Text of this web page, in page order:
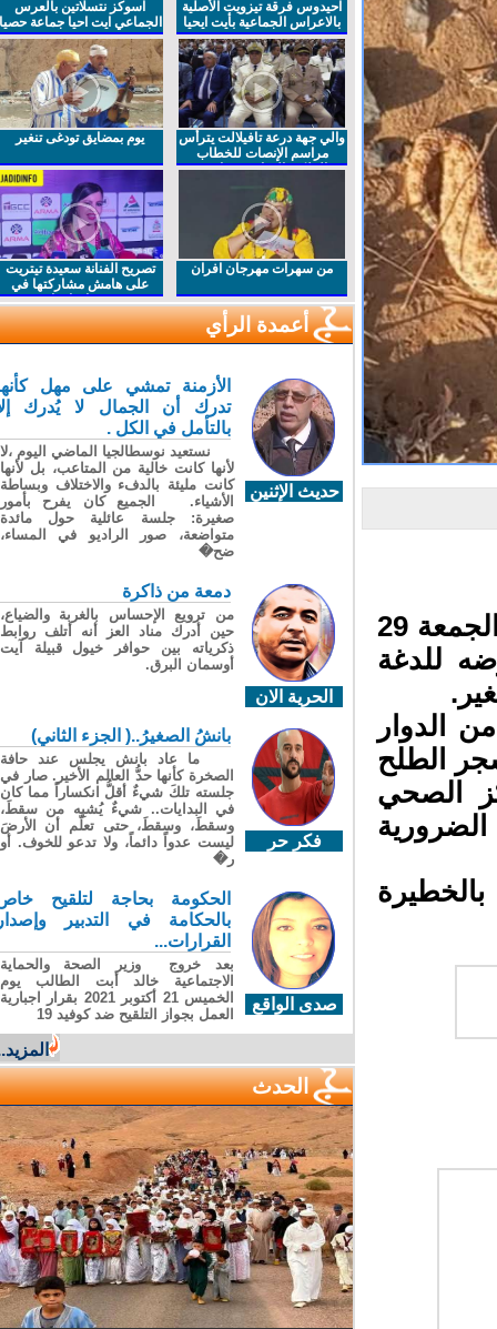
نقل شاب في العشرينيات من عمره صباح اليوم الجمعة 29
للدغة
الدوار
الطلح
الصحي
احيدوس فرقة تيزويت الأصلية
بالاعراس الجماعية بأيت ايحيا
اسوكز نتسلاتين بالعرس
الجماعي ايت احيا جماعة حصيا
والي جهة درعة تافيلالت يترأس
مراسم الإنصات للخطاب
الملكي السامي بمناسبة
يوم بمضايق تودغى تنغير
من سهرات مهرجان افران
تصريح الفنانة سعيدة تيتريت
على هامش مشاركتها في
مهرجان افران
أعمدة الرأي
حديث الإثنين
الأزمنة تمشي على مهل كأنها
تدرك أن الجمال لا يُدرك إلا
بالتأمل في الكل .
نستعيد نوسطالجيا الماضي اليوم ،لا
لأنها كانت خالية من المتاعب، بل لأنها
كانت مليئة بالدفء والاختلاف وبساطة
الأشياء. الجميع كان يفرح بأمور
صغيرة: جلسة عائلية حول مائدة
متواضعة، صور الراديو في المساء،
ضح�
الحرية الان
دمعة من ذاكرة
من ترويع الإحساس بالغربة والضياع،
حين أدرك مناد العز أنه أتلف روابط
ذكرياته بين حوافر خيول قبيلة آيت
أوسمان البرق.
فكر حر
بانشُ الصغيرُ..( الجزء الثاني)
ما عاد بانش يجلس عند حافة
الصخرة كأنها حدُّ العالم الأخير. صار في
جلسته تلكَ شيءٌ أقلُّ انكساراً مما كان
في البدايات.. شيءٌ يُشبِه من سقطَ،
وسقطَ، وسقطَ، حتى تعلّم أن الأرضَ
ليست عدواً دائماً، ولا تدعو للخوف. أو
ر�
صدى الواقع
الحكومة بحاجة لتلقيح خاص
بالحكامة في التدبير وإصدار
القرارات...
بعد خروج وزير الصحة والحماية
الاجتماعية خالد أبت الطالب يوم
الخميس 21 أكتوبر 2021 بقرار اجبارية
العمل بجواز التلقيح ضد كوفيد 19
المزيد...
الحدث